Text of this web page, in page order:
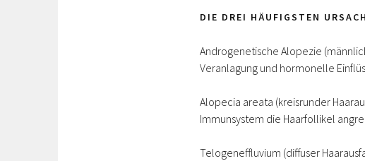
DIE DREI HÄUFIGSTEN
Androgenetische Alopezie
Veranlagung und hormonelle
Alopecia areata (kreisrunder
Immunsystem die Haarfollikel
Telogeneffluvium (diffuser